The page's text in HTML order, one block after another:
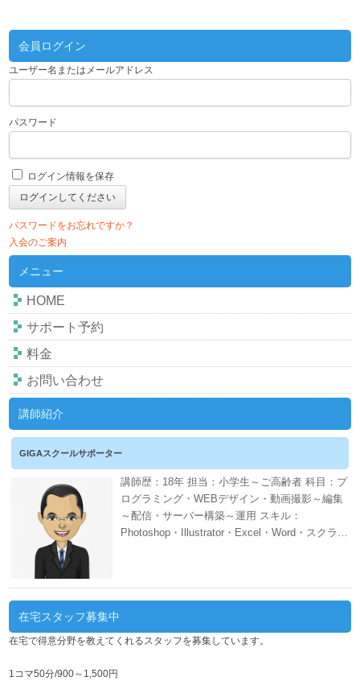
会員ログイン
ユーザー名またはメールアドレス
パスワード
ログイン情報を保存
パスワードをお忘れですか？
入会のご案内
メニュー
HOME
サポート予約
料金
お問い合わせ
講師紹介
GIGAスクールサポーター
講師歴：18年 担当：小学生～ご高齢者 科目：プ
ログラミング・WEBデザイン・動画撮影～編集
～配信・サーバー構築～運用 スキル：
Photoshop・Illustrator・Excel・Word・スクラッ
在宅スタッフ募集中
在宅で得意分野を教えてくれるスタッフを募集しています。
1コマ50分/900～1,500円